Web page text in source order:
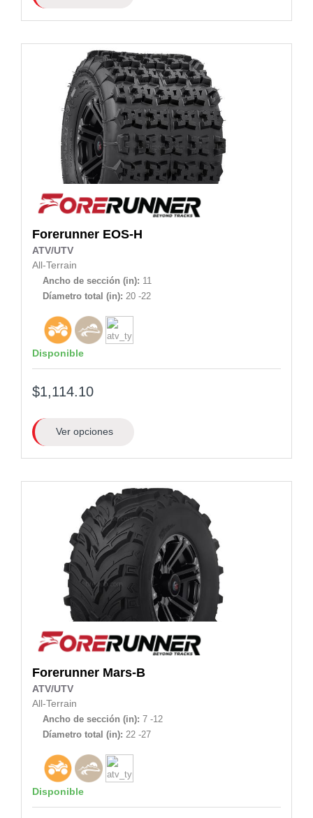
Forerunner EOS-H
ATV/UTV
All-Terrain
Ancho de sección (in): 11
Díametro total (in): 20 -22
Disponible
$1,114.10
Ver opciones
Forerunner Mars-B
ATV/UTV
All-Terrain
Ancho de sección (in): 7 -12
Díametro total (in): 22 -27
Disponible